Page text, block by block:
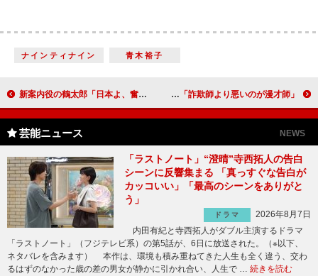
ナインティナイン 青木裕子
新案内役の鶴太郎「日本よ、奮い立て！」 「江戸時代の日本人の顔を描いてみたい」 阿部寛と村上ショージが詐欺師コンビに 村上「詐欺師より悪いのが漫才師」
芸能ニュース NEWS
「ラストノート」“澄晴”寺西拓人の告白
シーンに反響集まる 「真っすぐな告白が
カッコいい」「最高のシーンをありがと
う」
ドラマ
2026年8月7日
内田有紀と寺西拓人がダブル主演するドラマ
「ラストノート」（フジテレビ系）の第5話が、6日に放送された。（※以下、
ネタバレを含みます） 本作は、環境も積み重ねてきた人生も全く違う、交わ
るはずのなかった歳の差の男女が静かに引かれ合い、人生で … 続きを読む